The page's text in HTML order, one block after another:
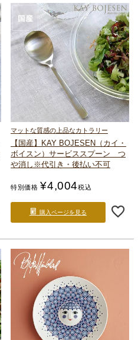
マットな質感の上品なカトラリー
【国産】KAY BOJESEN（カイ・
ボイスン） サービススプーン つ
や消し ※代引き・後払い不可
特別価格 ¥4,004税込
購入ページを見る